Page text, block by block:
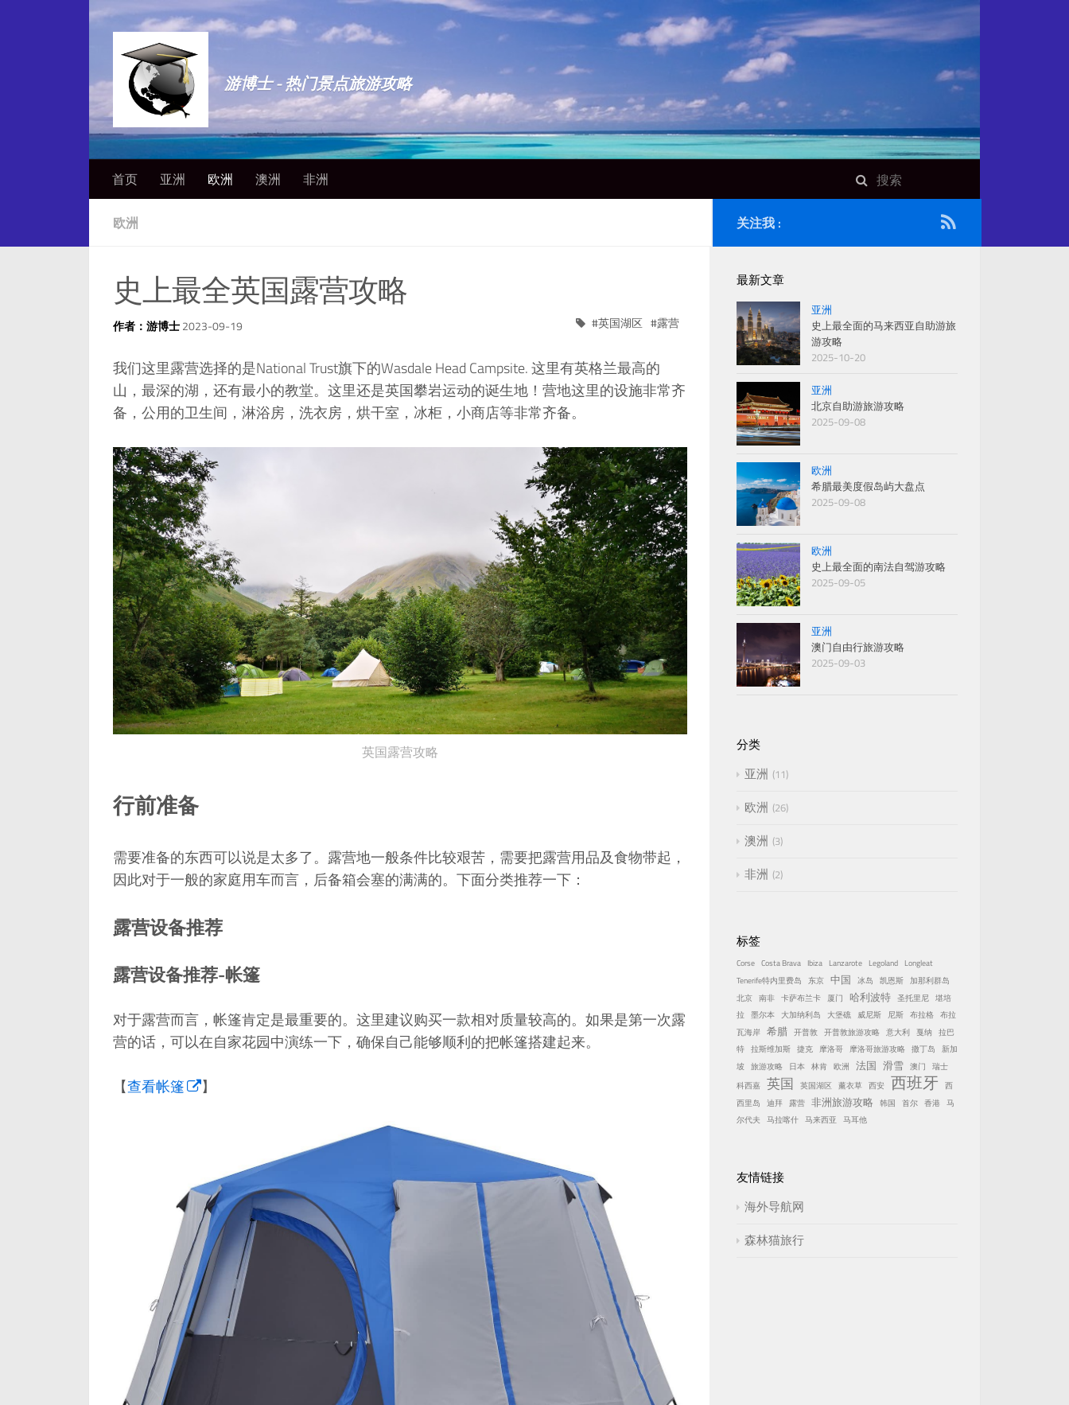
游博士 - 热门景点旅游攻略
首页 亚洲 欧洲 澳洲 非洲
欧洲
史上最全英国露营攻略
作者：游博士2023-09-19 英国湖区 露营
我们这里露营选择的是National Trust旗下的Wasdale Head Campsite. 这里有英格兰最高的
山，最深的湖，还有最小的教堂。这里还是英国攀岩运动的诞生地！营地这里的设施非常齐
备，公用的卫生间，淋浴房，洗衣房，烘干室，冰柜，小商店等非常齐备。
英国露营攻略
行前准备
需要准备的东西可以说是太多了。露营地一般条件比较艰苦，需要把露营用品及食物带起，
因此对于一般的家庭用车而言，后备箱会塞的满满的。下面分类推荐一下：
露营设备推荐
露营设备推荐-帐篷
对于露营而言，帐篷肯定是最重要的。这里建议购买一款相对质量较高的。如果是第一次露
营的话，可以在自家花园中演练一下，确保自己能够顺利的把帐篷搭建起来。
【查看帐篷 】
关注我 :
最新文章
亚洲
史上最全面的马来西亚自助游旅
游攻略
2025-10-20
亚洲
北京自助游旅游攻略
2025-09-08
欧洲
希腊最美度假岛屿大盘点
2025-09-08
欧洲
史上最全面的南法自驾游攻略
2025-09-05
亚洲
澳门自由行旅游攻略
2025-09-03
分类
亚洲 11
欧洲 26
澳洲 3
非洲 2
标签
Corse Costa Brava Ibiza Lanzarote Legoland Longleat
Tenerife特内里费岛 东京 中国 冰岛 凯恩斯 加那利群岛
北京 南非 卡萨布兰卡 厦门 哈利波特 圣托里尼 堪培
拉 墨尔本 大加纳利岛 大堡礁 威尼斯 尼斯 布拉格 布拉
瓦海岸 希腊 开普敦 开普敦旅游攻略 意大利 戛纳 拉巴
特 拉斯维加斯 捷克 摩洛哥 摩洛哥旅游攻略 撒丁岛 新加
坡 旅游攻略 日本 林肯 欧洲 法国 滑雪 澳门 瑞士
科西嘉 英国 英国湖区 薰衣草 西安 西班牙 西
西里岛 迪拜 露营 非洲旅游攻略 韩国 首尔 香港 马
尔代夫 马拉喀什 马来西亚 马耳他
友情链接
海外导航网
森林猫旅行